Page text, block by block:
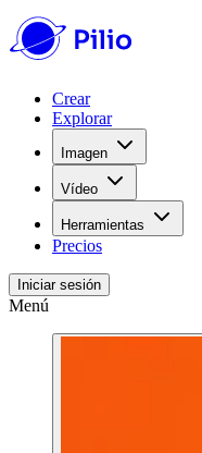
Crear
Explorar
Imagen
Vídeo
Herramientas
Precios
Iniciar sesión
Menú